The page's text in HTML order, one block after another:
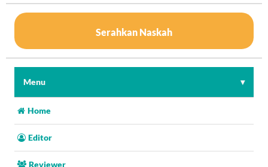
Serahkan Naskah
Menu
Home
Editor
Reviewer